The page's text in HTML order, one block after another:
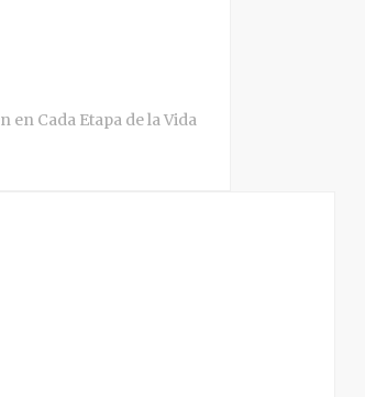
en Cada Etapa de la Vida